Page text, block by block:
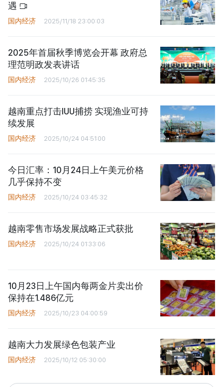
遇
国内经济 2025/11/18 23:00:03
2025年首届秋季博览会开幕 政府总
理范明政发表讲话
国内经济 2025/10/26 01:45:35
越南重点打击IUU捕捞 实现渔业可持
续发展
国内经济 2025/10/24 04:51:00
今日汇率：10月24日上午美元价格
几乎保持不变
国内经济 2025/10/24 03:45:32
越南零售市场发展战略正式获批
国内经济 2025/10/24 01:33:06
10月23日上午国内每两金片卖出价
保持在1.486亿元
国内经济 2025/10/23 04:00:59
越南大力发展绿色包装产业
国内经济 2025/10/12 05:30:00